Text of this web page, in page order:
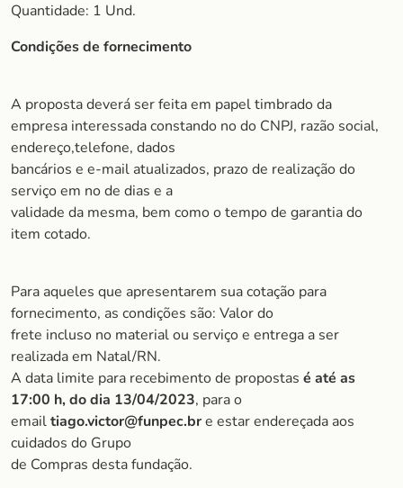
Quantidade: 1 Und.
Condições de fornecimento
A proposta deverá ser feita em papel timbrado da
empresa interessada constando no do CNPJ, razão social,
endereço,telefone, dados
bancários e e-mail atualizados, prazo de realização do
serviço em no de dias e a
validade da mesma, bem como o tempo de garantia do
item cotado.
Para aqueles que apresentarem sua cotação para
fornecimento, as condições são: Valor do
frete incluso no material ou serviço e entrega a ser
realizada em Natal/RN.
A data limite para recebimento de propostas é até as
17:00 h, do dia 13/04/2023, para o
emailtiago.victor@funpec.bre estar endereçada aos
cuidados do Grupo
de Compras desta fundação.